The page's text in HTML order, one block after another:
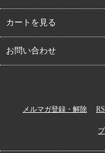
カートを見る
お問い合わせ
メルマガ登録・解除